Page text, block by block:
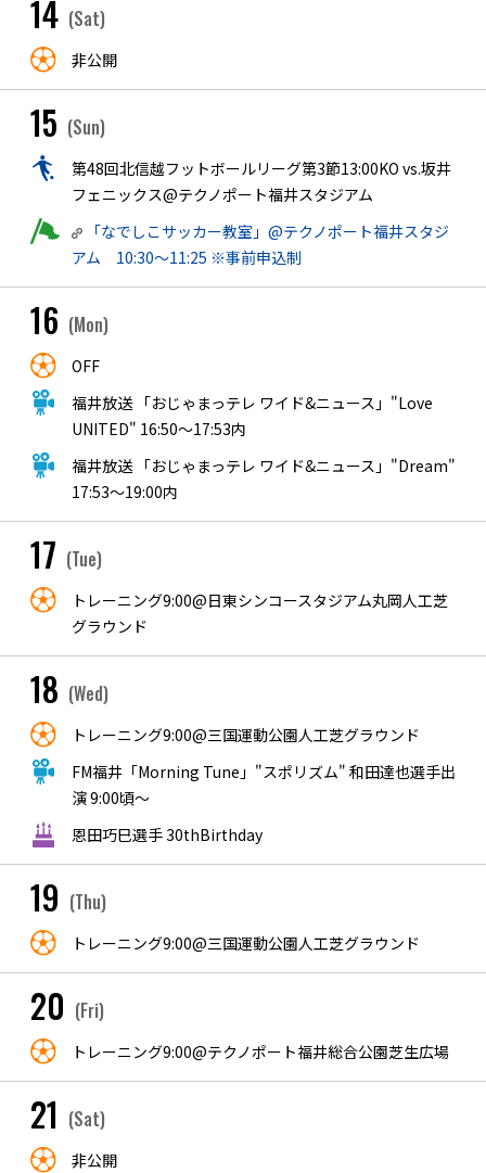
14 (Sat)
非公開
15 (Sun)
第48回北信越フットボールリーグ第3節13:00KO vs.坂井
フェニックス@テクノポート福井スタジアム
「なでしこサッカー教室」@テクノポート福井スタジ
アム 10:30〜11:25 ※事前申込制
16 (Mon)
OFF
福井放送 「おじゃまっテレ ワイド&ニュース」"Love
UNITED" 16:50〜17:53内
福井放送 「おじゃまっテレ ワイド&ニュース」"Dream"
17:53〜19:00内
17 (Tue)
トレーニング9:00@日東シンコースタジアム丸岡人工芝
グラウンド
18 (Wed)
トレーニング9:00@三国運動公園人工芝グラウンド
FM福井「Morning Tune」"スポリズム" 和田達也選手出
演 9:00頃～
恩田巧巳選手 30thBirthday
19 (Thu)
トレーニング9:00@三国運動公園人工芝グラウンド
20 (Fri)
トレーニング9:00@テクノポート福井総合公園芝生広場
21 (Sat)
非公開